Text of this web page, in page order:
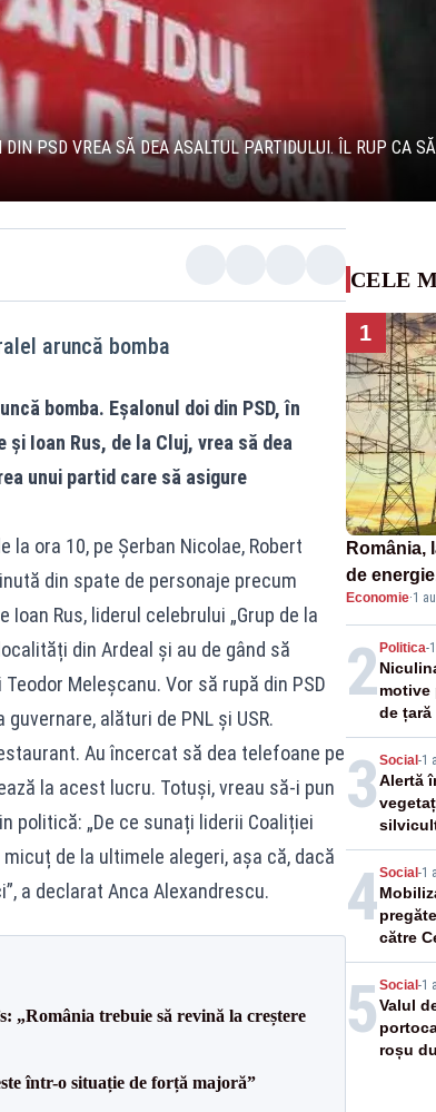
PSD VREA SĂ DEA ASALTUL PARTIDULUI. ÎL RUP CA
aruncă bomba
bomba. Eșalonul doi din PSD, în
Ioan Rus, de la Cluj, vrea să dea
unui partid care să asigure
ora 10, pe Șerban Nicolae, Robert
din spate de personaje precum
Rus, liderul celebrului „Grup de la
din Ardeal și au de gând să
Meleșcanu. Vor să rupă din PSD
alături de PNL și USR.
Au încercat să dea telefoane pe
la acest lucru. Totuși, vreau să-i pun
politică: „De ce sunați liderii Coaliției
de la ultimele alegeri, așa că, dacă
a declarat Anca Alexandrescu.
„România trebuie să revină la creștere
într-o situație de forță majoră”
CELE
1
România,
de
Analiză
Economie·1
2 Politica-
motive
de
3 Social -1
Alertă
4Social -1
către
5 Social -1
Valul
roșu